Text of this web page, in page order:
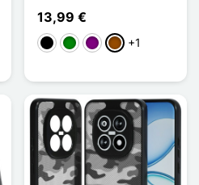
13,99 €
PretoVerdePúrpuraCastanho
+1